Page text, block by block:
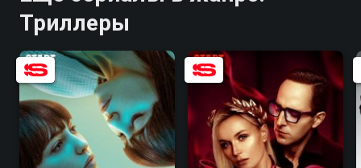
Триллеры